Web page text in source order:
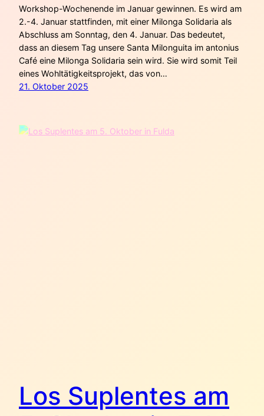
Workshop-Wochenende im Januar gewinnen. Es wird am
2.-4. Januar stattfinden, mit einer Milonga Solidaria als
Abschluss am Sonntag, den 4. Januar. Das bedeutet,
dass an diesem Tag unsere Santa Milonguita im antonius
Café eine Milonga Solidaria sein wird. Sie wird somit Teil
eines Wohltätigkeitsprojekt, das von…
21. Oktober 2025
Los Suplentes am